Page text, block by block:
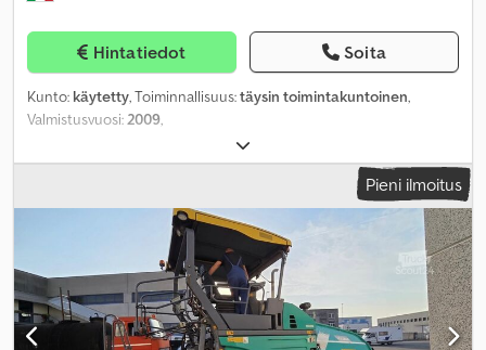
Hintatiedot Soita
Kunto: käytetty, Toiminnallisuus:täysin toimintakuntoinen,
Valmistusvuosi:2009,
Pieni ilmoitus